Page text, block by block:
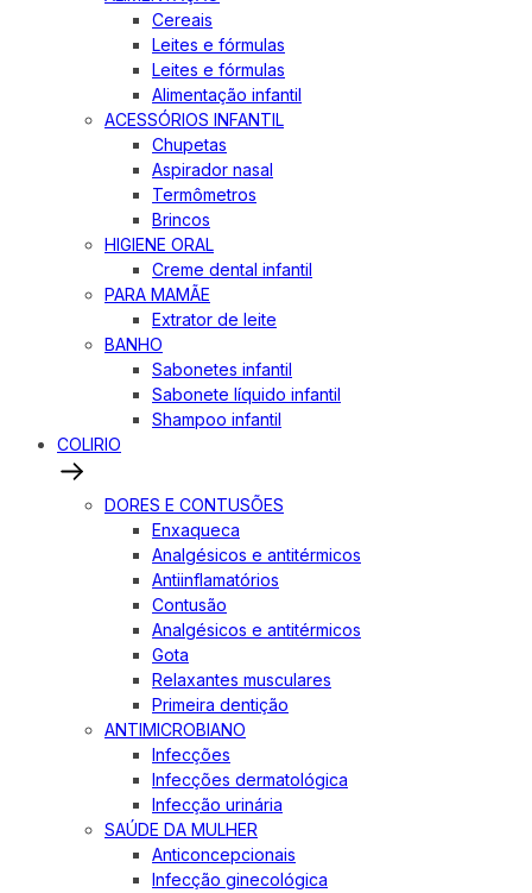
Cereais
Leites e fórmulas
Leites e fórmulas
Alimentação infantil
ACESSÓRIOS INFANTIL
Chupetas
Aspirador nasal
Termômetros
Brincos
HIGIENE ORAL
Creme dental infantil
PARA MAMÃE
Extrator de leite
BANHO
Sabonetes infantil
Sabonete líquido infantil
Shampoo infantil
COLIRIO
DORES E CONTUSÕES
Enxaqueca
Analgésicos e antitérmicos
Antiinflamatórios
Contusão
Analgésicos e antitérmicos
Gota
Relaxantes musculares
Primeira dentição
ANTIMICROBIANO
Infecções
Infecções dermatológica
Infecção urinária
SAÚDE DA MULHER
Anticoncepcionais
Infecção ginecológica